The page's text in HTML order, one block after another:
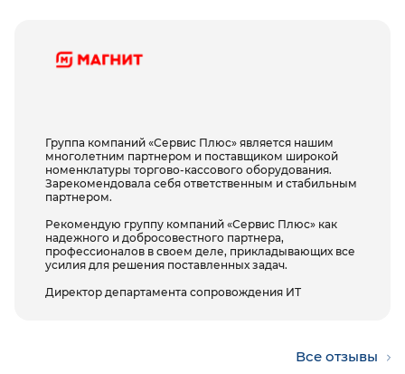
Группа компаний «Сервис Плюс» является нашим
многолетним партнером и поставщиком широкой
номенклатуры торгово-кассового оборудования.
Зарекомендовала себя ответственным и стабильным
партнером.
Рекомендую группу компаний «Сервис Плюс» как
надежного и добросовестного партнера,
профессионалов в своем деле, прикладывающих все
усилия для решения поставленных задач.
Директор департамента сопровождения ИТ
Все отзывы